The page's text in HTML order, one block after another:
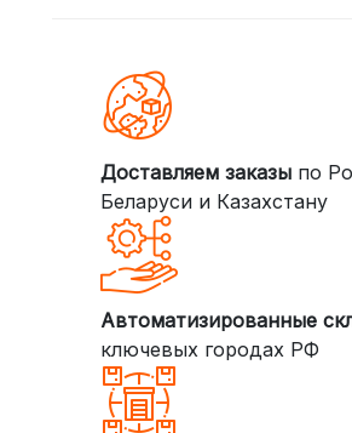
Доставляем заказыпо
Беларуси и Казахстану
Автоматизированные
ключевых городах РФ